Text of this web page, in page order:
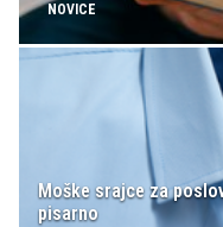
NOVICE
Moške srajce za
pisarno